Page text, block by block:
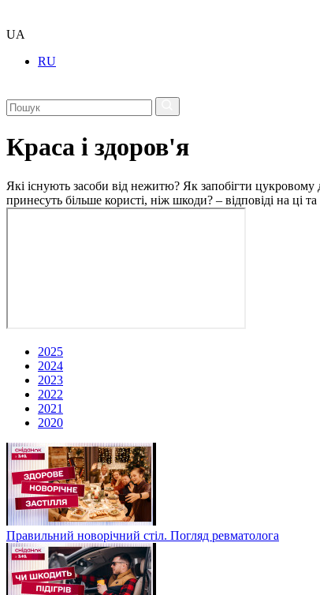
UA
RU
Краса і здоров'я
Які існують засоби від нежитю? Як запобігти цукровому
принесуть більше користі, ніж шкоди? – відповіді на ці
2025
2024
2023
2022
2021
2020
Правильний новорічний стіл. Погляд ревматолога